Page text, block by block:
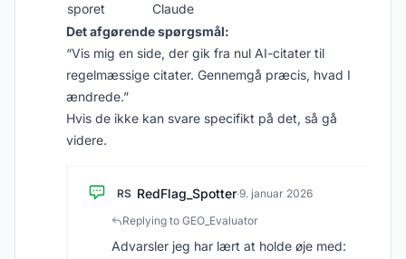
sporet
Claude
Det afgørende spørgsmål:
“Vis mig en side, der gik fra nul AI-citater til
regelmæssige citater. Gennemgå præcis, hvad I
ændrede.”
Hvis de ikke kan svare specifikt på det, så gå
videre.
RS RedFlag_Spotter·9. januar 2026
Replying to GEO_Evaluator
Advarsler jeg har lært at holde øje med: